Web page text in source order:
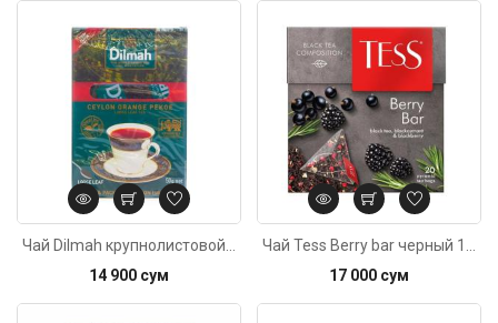
14 900 сум
17 000 сум